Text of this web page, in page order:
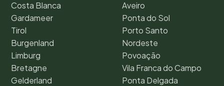
Costa Blanca
Gardameer
Tirol
Burgenland
Limburg
Bretagne
Gelderland
Aveiro
Ponta do Sol
Porto Santo
Nordeste
Povoação
Vila Franca do Campo
Ponta Delgada